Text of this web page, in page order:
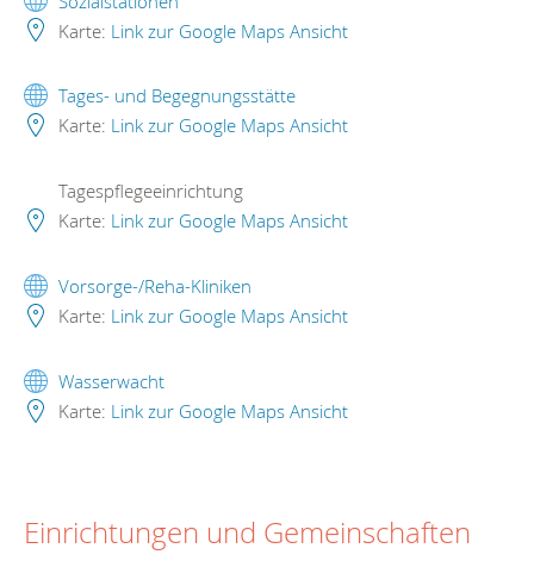
Karte: Link zur Google Maps Ansicht
Tages- und Begegnungsstätte
Karte: Link zur Google Maps Ansicht
Tagespflegeeinrichtung
Karte: Link zur Google Maps Ansicht
Vorsorge-/Reha-Kliniken
Karte: Link zur Google Maps Ansicht
Wasserwacht
Karte: Link zur Google Maps Ansicht
Einrichtungen und Gemeinschaften